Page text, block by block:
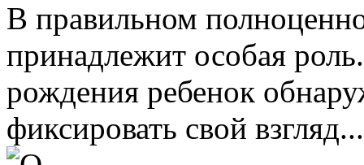
В правильном
принадлежит особая
рождения ребенок
фиксировать свой взгляд...